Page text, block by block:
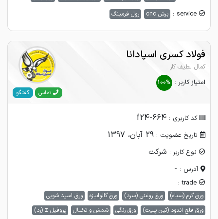
service : برش cnc رول فرمینگ
فولاد کسری اسپادانا
کمال لطیف کار
امتیاز کاربر : 100%
تماس گفتگو
کد کاربری : f24-664
تاریخ عضویت : 29 آبان، 1397
نوع کاربر : شرکت
آدرس : -
trade :
ورق گرم (سیاه) ورق روغنی (سرد) ورق گالوانیزه
ورق اسید شویی
ورق قلع اندود (تین پلیت)
ورق رنگی شمش و تختال
پروفیل z (زد)